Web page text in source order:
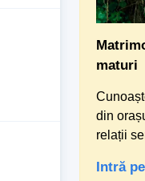
maturi
din
relații
Intră